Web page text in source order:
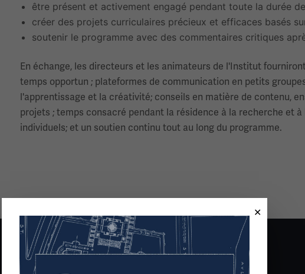
être présent et activement engagé pendant toute la durée
créer des projets curriculaires précieux et efficaces basés
soutenir le programme avec des commentaires critiques
En échange, les directeurs et les animateurs de l'Institut
temps opportun ; plateformes de communication en petits
l'apprentissage et la créativité; conseils en matière de contenu,
projets ; temps consacré pendant la résidence à la recherche et
individuels; et un soutien continu tout au long du programme.
Image(s)